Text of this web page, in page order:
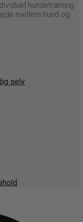
hundetræning
mellem hund og
selv